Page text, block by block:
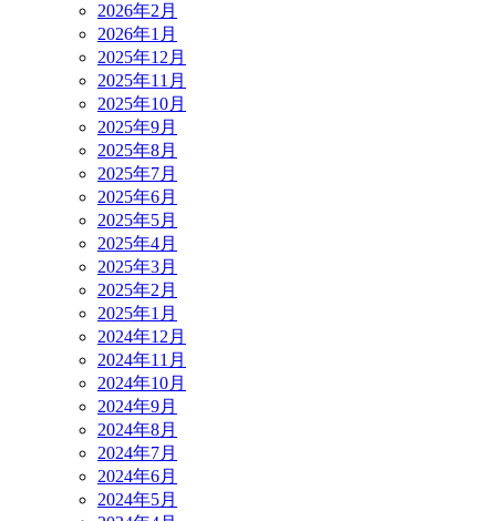
2026年2月
2026年1月
2025年12月
2025年11月
2025年10月
2025年9月
2025年8月
2025年7月
2025年6月
2025年5月
2025年4月
2025年3月
2025年2月
2025年1月
2024年12月
2024年11月
2024年10月
2024年9月
2024年8月
2024年7月
2024年6月
2024年5月